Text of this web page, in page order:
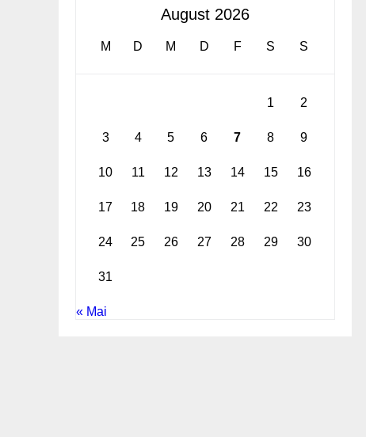
August 2026
M D M D F S S
1 2
3 4 5 6 7 8 9
10 11 12 13 14 15 16
17 18 19 20 21 22 23
24 25 26 27 28 29 30
31
« Mai